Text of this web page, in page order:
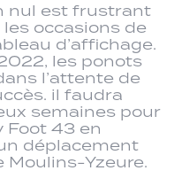
nul est frustrant
occasions de
d’affichage.
les ponots
l’attente de
il faudra
semaines pour
Foot 43 en
déplacement
Yzeure.